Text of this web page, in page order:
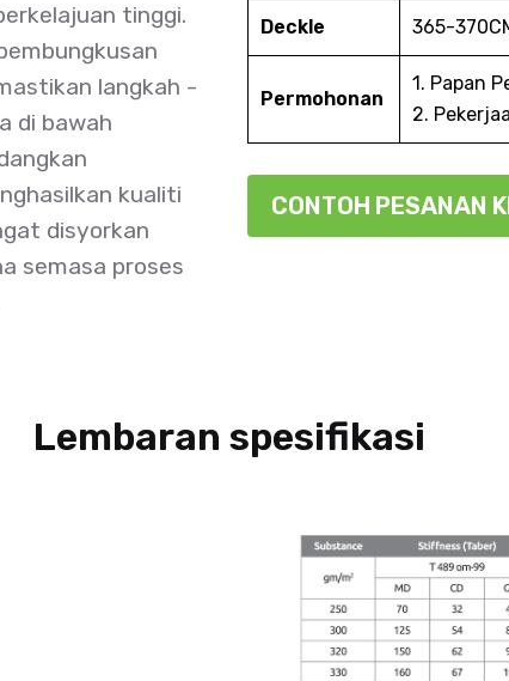
tinggi.
langkah -
di bawah
kualiti
disyorkan
semasa proses
Deckle 365-
Permohonan
1. Papan
2.
Lembaran spesifikasi